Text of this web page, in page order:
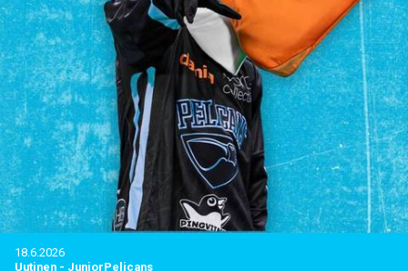
18.6.2026
Uutinen - JuniorPelicans